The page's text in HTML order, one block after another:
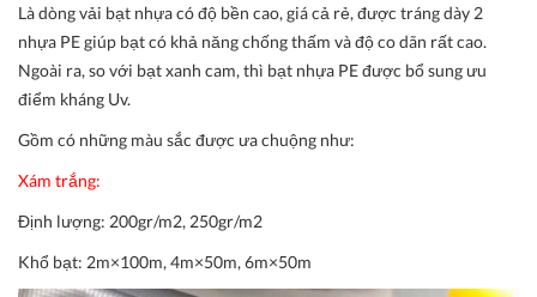
Là dòng vải bạt nhựa có độ bền cao, giá cả rẻ, được tráng dày 2
nhựa PE giúp bạt có khả năng chống thấm và độ co dãn rất cao.
Ngoài ra, so với bạt xanh cam, thì bạt nhựa PE được bổ sung ưu
điểm kháng Uv.
Gồm có những màu sắc được ưa chuộng như:
Xám trắng:
Định lượng: 200gr/m2, 250gr/m2
Khổ bạt: 2m×100m, 4m×50m, 6m×50m